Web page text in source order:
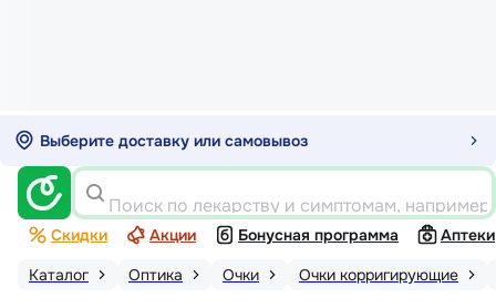
Выберите доставку или самовывоз
Поиск по лекарству и симптомам,
Скидки Акции Бонусная программа
Аптеки
Каталог
Оптика Очки Очки корригирующие